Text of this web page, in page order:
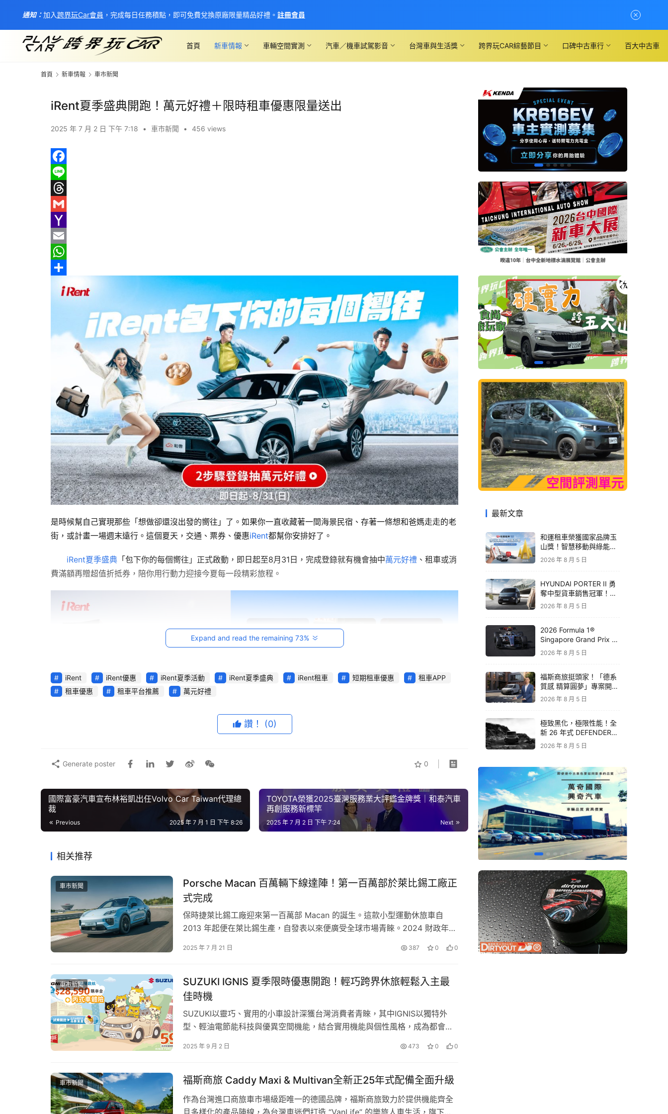
首頁 新車情報 車輛空間實測 汽車／機車試駕影音 台灣車與生活獎 跨界玩CAR綜藝節目 口碑中古車行 百大中古車
首頁 新車情報 車市新聞
iRent夏季盛典開跑！萬元好禮＋限時租車優惠限量送出
2025 年 7 月 2 日 下午 7:18 • 車市新聞 • 456 views
F
a
c
b
o
o
L
e
T
r
e
a
G
m
a
Y
a
h
E
m
W
享
是時候幫自己實現那些「想做卻還沒出發的嚮往」了。如果你一直收藏著一間海景民宿、存著一條想和爸媽走走的老
街，或計畫一場週末遠行。這個夏天，交通、票券、優惠iRent都幫你安排好了。
iRent夏季盛典 「包下你的每個嚮往」正式啟動，即日起至8月31日，完成登錄就有機會抽中萬元好禮 、租車或消
費滿額再贈超值折抵券，陪你用行動力迎接今夏每一段精彩旅程。
「嚮往主題車」展現會員在生活中愛用iRent的真實樣貌
一、全台吃喝玩樂，iRent幫你包下來：登錄一次，週週抽好禮
新朋友、老朋友看過來！只要登錄一次，就能參加週週抽。這次，iRent以「嚮往主題車」為靈感，陪你一起帶
家人衝山海、約朋友拍網美照，把這段夏天過得有聲有色。獎項豐富，登錄後就有機會獲得以下好禮：
「約會曖昧」主題車｜威秀雙人電影票 + 汽車6小時折抵券
「療癒星空」主題車｜懶人露營 $5,000 禮券 + 汽車一日折抵券
「社畜充電」主題車｜ChargeSPOT 一週借電券 + 汽車6小時折抵券
「行動包廂」主題車｜宜蘭包棟住宿券 + 汽車一日折抵券
二、3招教你聰明省荷包 輕鬆租車超划算
第一招｜夏季盛典禮包 現領現折抵
立即前往iRent App輸入優惠碼【包山包海】，免費領192分鐘汽機車折抵券。(汽車180分鐘、機車12分鐘)
第二招｜50km里程挑戰！拿券拿到手軟
Expand and read the remaining 73%
iRent iRent優惠 iRent夏季活動 iRent夏季盛典 iRent租車 短期租車優惠
租車APP
租車優惠
租車平台推薦 萬元好禮
讚！ (0)
0
Generate poster
國際富豪汽車宣布林裕凱出任Volvo Car Taiwan代理總
裁
Previous 2025 年 7 月 1 日 下午 8:26
TOYOTA榮獲2025臺灣服務業大評鑑金牌獎｜和泰汽車
再創服務新標竿
Next
2025 年 7 月 2 日 下午 7:24
相关推荐
車市新聞
Porsche Macan 百萬輛下線達陣！第一百萬部於萊比錫工廠正
式完成
保時捷萊比錫工廠迎來第一百萬部 Macan 的誕生。這款小型運動休旅車自
2013 年起便在萊比錫生產，自發表以來便廣受全球市場青睞。2024 財政年
董事會主席 Gerd Rupp 表示：「Macan 與萊比錫之間有著密不可分的關係。
2025 年 7 月 21 日 387 0 0
車市新聞
SUZUKI IGNIS 夏季限時優惠開跑！輕巧跨界休旅輕鬆入主最
佳時機
SUZUKI以靈巧、實用的小車設計深獲台灣消費者青睞，其中IGNIS以獨特外
型、輕油電節能科技與優異空間機能，結合實用機能與個性風格，成為都會通
SUZUKI為持續回饋消費者支持，今夏推出超值限時購車優惠。 為感謝準車主
2025 年 9 月 2 日 473 0 0
車市新聞 福斯商旅 Caddy Maxi & Multivan全新正25年式配備全面升級
作為台灣進口商旅車市場級距唯一的德國品牌，福斯商旅致力於提供機能齊全
最新文章
和運租車榮獲國家品牌玉
山獎！智慧移動與綠能創
新 打造低碳永續新價值
2026 年 8 月 5 日
HYUNDAI PORTER II 勇
奪中型貨車銷售冠軍！
STARIA 月付 6,999 元領
2026 年 8 月 5 日
2026 Formula 1®
Singapore Grand Prix 新
加坡大獎賽｜Audi 極速之
旅開放報名 直擊夜間街道
2026 年 8 月 5 日
福斯商旅挺頭家！「德系
質感 精算圓夢」專案開跑
｜Caddy Cargo 助攻事
2026 年 8 月 5 日
極致黑化，極限性能！全
新 26 年式 DEFENDER
OCTA BLACK 限量登台
｜Defender 最強性能旗
2026 年 8 月 5 日
通知：加入 跨界玩Car會員 ，完成每日任務積點，即可免費兌換原廠限量精品好禮。 註冊會員